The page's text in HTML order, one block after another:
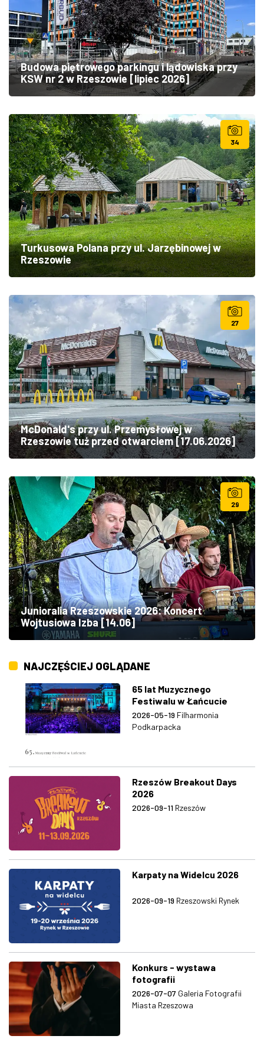
Budowa piętrowego parkingu i lądowiska przy
KSW nr 2 w Rzeszowie [lipiec 2026]
34
Turkusowa Polana przy ul. Jarzębinowej w
Rzeszowie
27
McDonald's przy ul. Przemysłowej w
Rzeszowie tuż przed otwarciem [17.06.2026]
29
Junioralia Rzeszowskie 2026: Koncert
Wojtusiowa Izba [14.06]
NAJCZĘŚCIEJ OGLĄDANE
65 lat Muzycznego
Festiwalu w Łańcucie
2026-05-19 Filharmonia
Podkarpacka
Rzeszów Breakout Days
2026
2026-09-11 Rzeszów
Karpaty na Widelcu 2026
2026-09-19 Rzeszowski Rynek
Konkurs - wystawa
fotografii
2026-07-07 Galeria Fotografii
Miasta Rzeszowa